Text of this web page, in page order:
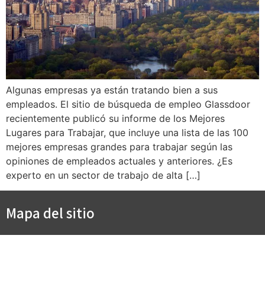
Algunas empresas ya están tratando bien a sus
empleados. El sitio de búsqueda de empleo Glassdoor
recientemente publicó su informe de los Mejores
Lugares para Trabajar, que incluye una lista de las 100
mejores empresas grandes para trabajar según las
opiniones de empleados actuales y anteriores. ¿Es
experto en un sector de trabajo de alta […]
Mapa del sitio